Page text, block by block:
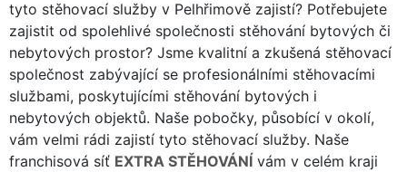
tyto stěhovací služby v Pelhřimově zajistí? Potřebujete
zajistit od spolehlivé společnosti stěhování bytových či
nebytových prostor? Jsme kvalitní a zkušená stěhovací
společnost zabývající se profesionálními stěhovacími
službami, poskytujícími stěhování bytových i
nebytových objektů. Naše pobočky, působící v okolí,
vám velmi rádi zajistí tyto stěhovací služby. Naše
franchisová síť EXTRA STĚHOVÁNÍ vám v celém kraji